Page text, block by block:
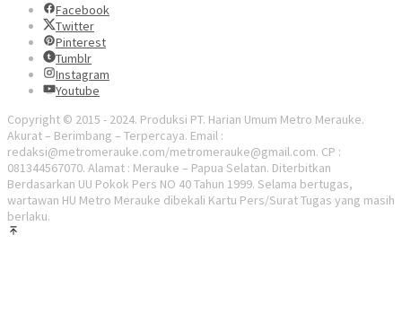
Facebook
Twitter
Pinterest
Tumblr
Instagram
Youtube
Copyright © 2015 - 2024. Produksi PT. Harian Umum Metro Merauke.
Akurat – Berimbang – Terpercaya. Email :
redaksi@metromerauke.com/metromerauke@gmail.com. CP :
081344567070. Alamat : Merauke – Papua Selatan. Diterbitkan
Berdasarkan UU Pokok Pers NO 40 Tahun 1999. Selama bertugas,
wartawan HU Metro Merauke dibekali Kartu Pers/Surat Tugas yang masih
berlaku.